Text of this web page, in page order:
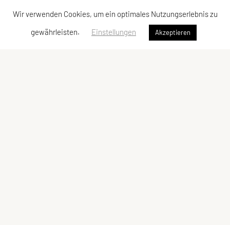
Wir verwenden Cookies, um ein optimales Nutzungserlebnis zu
gewährleisten.
Einstellungen Akzeptieren